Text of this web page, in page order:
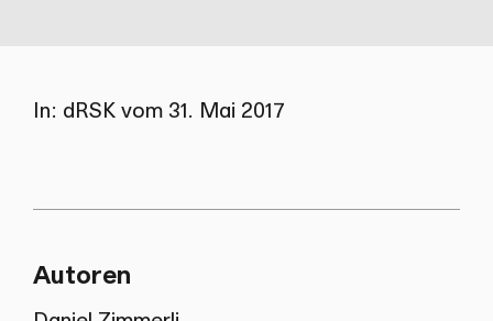
In: dRSK vom 31. Mai 2017
Autoren